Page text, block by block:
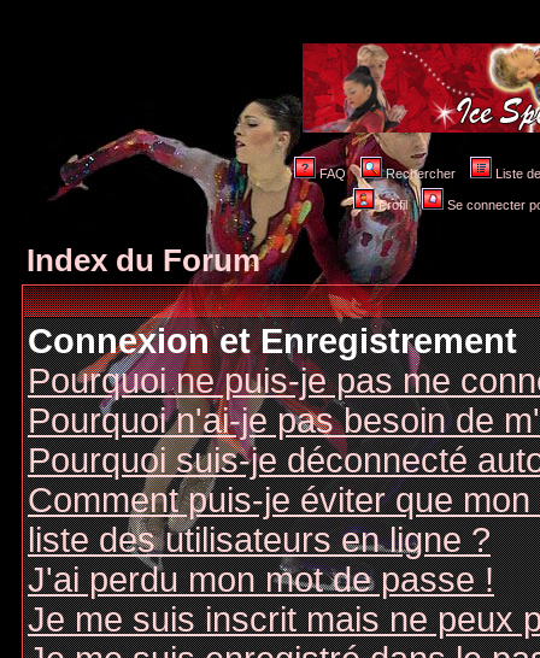
FAQ Rechercher Liste
Profil Se connecter
Index du Forum
Connexion et Enregistrement
Pourquoi ne puis-je pas me
Pourquoi n'ai-je pas besoin de
Pourquoi suis-je déconnecté
Comment puis-je éviter que
liste des utilisateurs en ligne ?
J'ai perdu mon mot de passe !
Je me suis inscrit mais ne peux